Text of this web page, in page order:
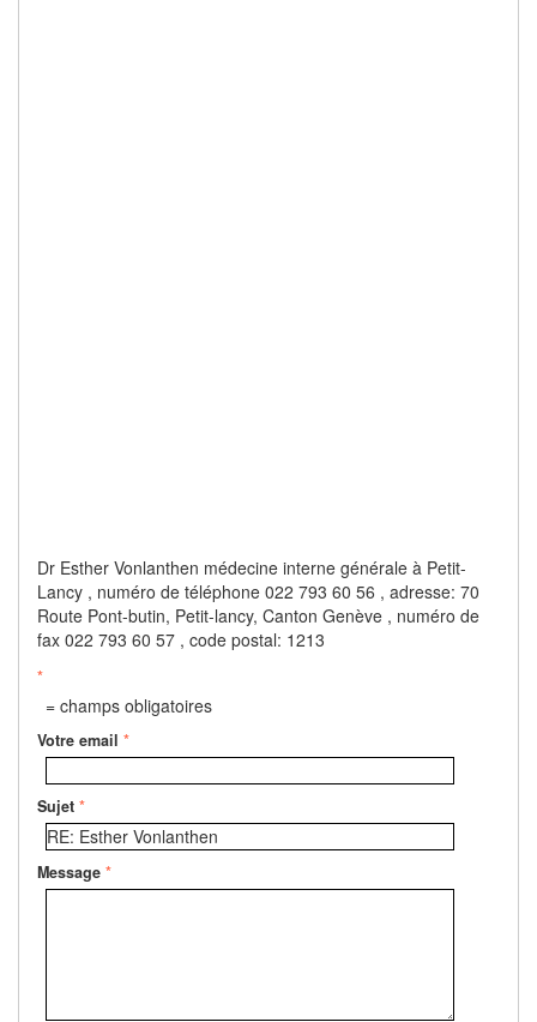
Dr Esther Vonlanthen médecine interne générale à Petit-
Lancy , numéro de téléphone 022 793 60 56 , adresse: 70
Route Pont-butin, Petit-lancy, Canton Genève , numéro de
fax 022 793 60 57 , code postal: 1213
*
= champs obligatoires
Votre email *
Sujet *
Message *